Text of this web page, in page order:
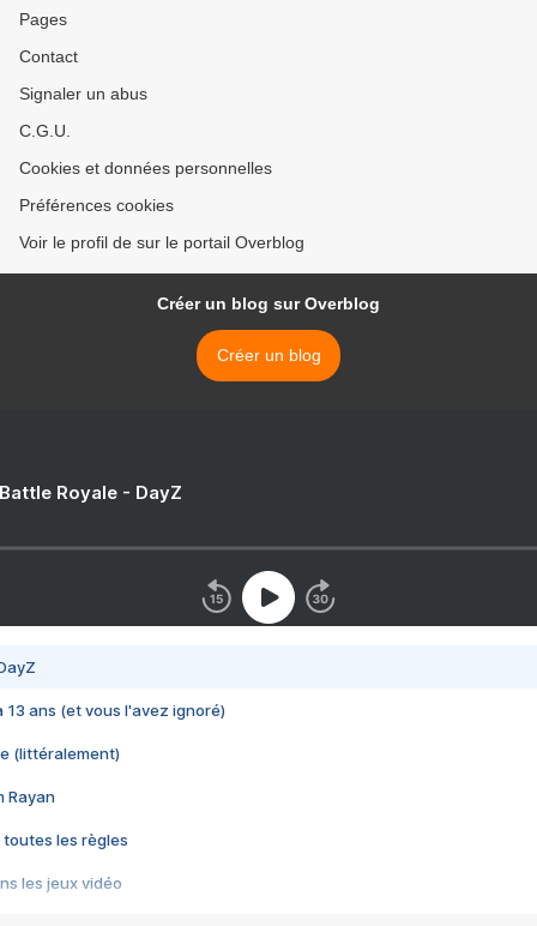
Pages
Contact
Signaler un abus
C.G.U.
Cookies et données personnelles
Préférences cookies
Voir le profil de sur le portail Overblog
Créer un blog sur Overblog
Créer un blog
Royale - DayZ
13 ans (et vous l'avez ignoré)
(littéralement)
Rayan
toutes les règles
les jeux vidéo